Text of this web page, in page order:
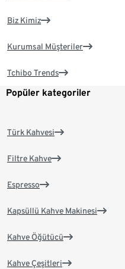
Biz Kimiz
Kurumsal Müşteriler
Tchibo Trends
Popüler kategoriler
Türk Kahvesi
Filtre Kahve
Espresso
Kapsüllü Kahve Makinesi
Kahve Öğütücü
Kahve Çeşitleri